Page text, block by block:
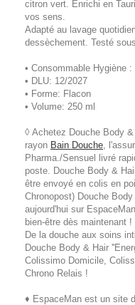
citron vert. Enrichi en
vos sens.
Adapté au lavage
dessèchement. Testé
• Consommable Hygiène
• DLU: 12/2027
• Forme: Flacon
• Volume: 250 ml
◊ Achetez Douche Body
rayon Bain Douche,
Pharma./Sensuel livré
poste. Douche Body &
être envoyé en colis en
Chronopost) Douche
aujourd'hui sur
bien-être dès maintenant !
De la douche aux soins
Douche Body & Hair
Colissimo Domicile,
Chrono Relais !
♦ EspaceMan est un site